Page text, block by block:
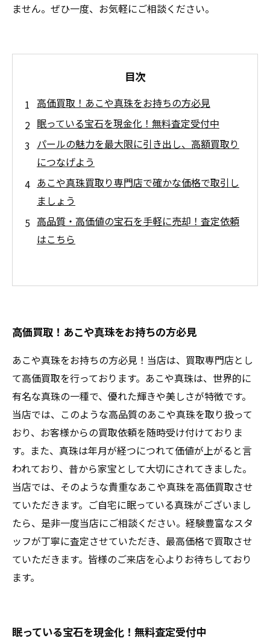
ません。ぜひ一度、お気軽にご相談ください。
目次
高価買取！あこや真珠をお持ちの方必見
眠っている宝石を現金化！無料査定受付中
パールの魅力を最大限に引き出し、高額買取り
につなげよう
あこや真珠買取り専門店で確かな価格で取引し
ましょう
高品質・高価値の宝石を手軽に売却！査定依頼
はこちら
高価買取！あこや真珠をお持ちの方必見
あこや真珠をお持ちの方必見！当店は、買取専門店とし
て高価買取を行っております。あこや真珠は、世界的に
有名な真珠の一種で、優れた輝きや美しさが特徴です。
当店では、このような高品質のあこや真珠を取り扱って
おり、お客様からの買取依頼を随時受け付けておりま
す。また、真珠は年月が経つにつれて価値が上がると言
われており、昔から家宝として大切にされてきました。
当店では、そのような貴重なあこや真珠を高価買取させ
ていただきます。ご自宅に眠っている真珠がございまし
たら、是非一度当店にご相談ください。経験豊富なスタ
ッフが丁寧に査定させていただき、最高価格で買取させ
ていただきます。皆様のご来店を心よりお待ちしており
ます。
眠っている宝石を現金化！無料査定受付中